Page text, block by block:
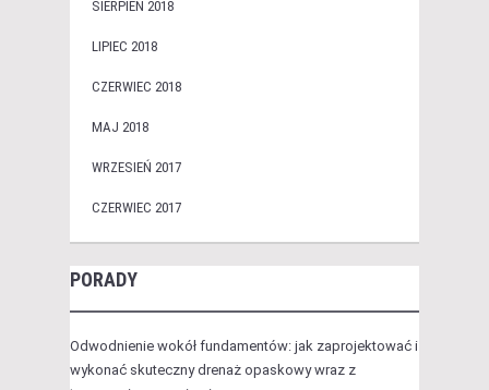
SIERPIEŃ 2018
LIPIEC 2018
CZERWIEC 2018
MAJ 2018
WRZESIEŃ 2017
CZERWIEC 2017
PORADY
Odwodnienie wokół fundamentów: jak zaprojektować i
wykonać skuteczny drenaż opaskowy wraz z